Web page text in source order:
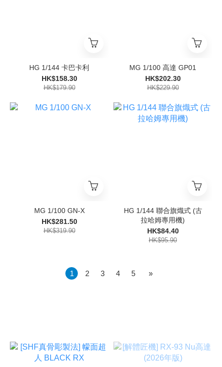
HG 1/144 卡巴卡利
HK$158.30
HK$179.90
MG 1/100 高達 GP01
HK$202.30
HK$229.90
MG 1/100 GN-X
HK$281.50
HK$319.90
HG 1/144 聯合旗熾式 (古
拉哈姆專用機)
HK$84.40
HK$95.90
1 2 3 4 5 »